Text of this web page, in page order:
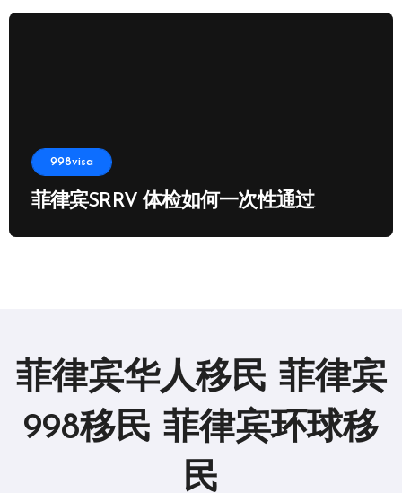
998visa
菲律宾SRRV 体检如何一次性通过
菲律宾华人移民 菲律宾
998移民 菲律宾环球移
民